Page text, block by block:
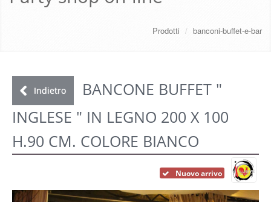
GALLERY
NEWS
Prodotti / banconi-buffet-e-bar
Indietro
BANCONE BUFFET "
INGLESE " IN LEGNO 200 X 100
H.90 CM. COLORE BIANCO
Nuovo arrivo